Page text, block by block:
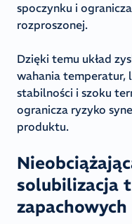
spoczynku i
rozproszonej.
Dzięki temu układ
wahania temperatur,
stabilności i szoku
ogranicza ryzyko
produktu.
solubilizacja
zapachowych